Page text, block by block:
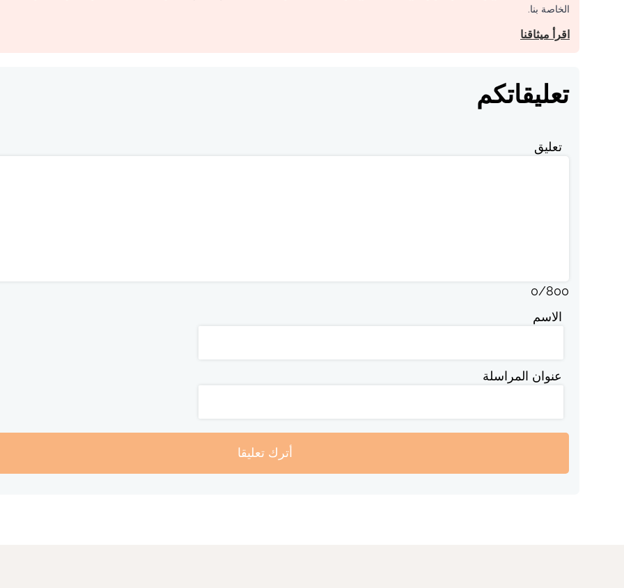
الخاصة بنا.
اقرأ ميثاقنا
تعليقاتكم
تعليق
0/800
الاسم
عنوان المراسلة
أترك تعليقا